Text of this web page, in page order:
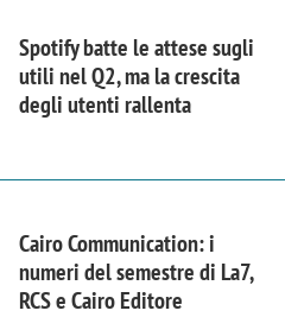
Spotify batte le attese sugli
utili nel Q2, ma la crescita
degli utenti rallenta
Cairo Communication: i
numeri del semestre di La7,
RCS e Cairo Editore